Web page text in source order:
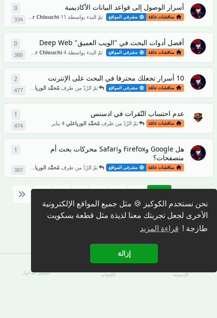
نحن نستخدم الكوكيز 🍪 مثل جميع المواقع الإلكترونية
الأخرى لجعل تجربتك معنا لذيذة مثل قطعة بسكويت
طازجة ! قراءة المزيد
إزالة
أسرار الوصول إلى قواعد البيانات الأكاديمية
مناقشات عامّة مشرفي المواقع تمّ البدء بواسطة Omar Chlouchi 11 يناير 334
0
أفضل أدوات البحث في "الويب العميق" Deep Web
مناقشات عامّة مشرفي المواقع تمّ البدء بواسطة Omar Chlouchi 4 يناير 380
0
10 أسرار تجعلك محترفا في البحث على الإنترنت
مناقشات عامّة مشرفي المواقع تمّ الرّدّ من طرف مُحمَّد الورياغلي 4 يناير477
2
عدم احتساب النّقرات في ادسنس
مناقشات عامّة تمّ الرّدّ من طرفمُحمَّد الورياغلي 4 يناير 474
1
هل Google وFirefox وSafari محركات بحث أم
متصفحات؟
مناقشات عامّة مشرفي المواقع تمّ الرّدّ من طرف مُحمَّد الورياغلي 2 يناير387
1
الرّئيسيّة الأقسَام تسجيل الدّخول